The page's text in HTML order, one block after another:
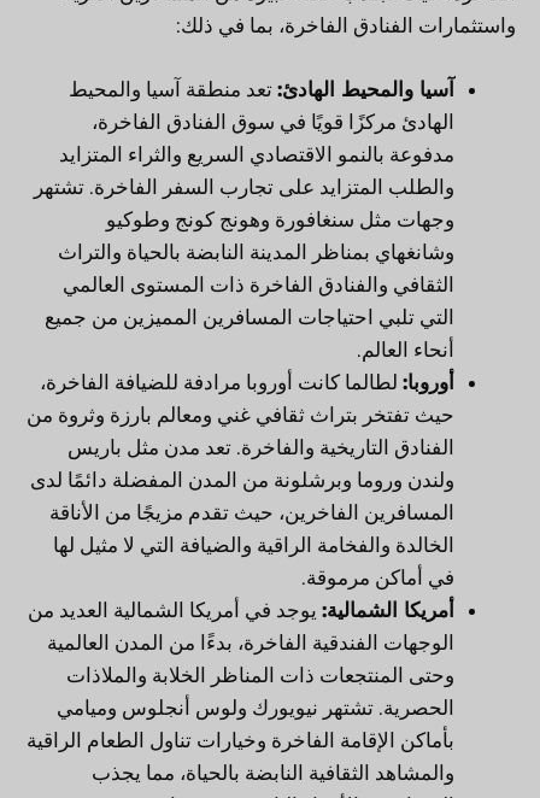
واستثمارات الفنادق الفاخرة، بما في ذلك:
آسيا والمحيط الهادئ: تعد منطقة آسيا والمحيط
الهادئ مركزًا قويًا في سوق الفنادق الفاخرة،
مدفوعة بالنمو الاقتصادي السريع والثراء المتزايد
والطلب المتزايد على تجارب السفر الفاخرة. تشتهر
وجهات مثل سنغافورة وهونج كونج وطوكيو
وشانغهاي بمناظر المدينة النابضة بالحياة والتراث
الثقافي والفنادق الفاخرة ذات المستوى العالمي
التي تلبي احتياجات المسافرين المميزين من جميع
أنحاء العالم.
أوروبا: لطالما كانت أوروبا مرادفة للضيافة الفاخرة،
حيث تفتخر بتراث ثقافي غني ومعالم بارزة وثروة من
الفنادق التاريخية والفاخرة. تعد مدن مثل باريس
ولندن وروما وبرشلونة من المدن المفضلة دائمًا لدى
المسافرين الفاخرين، حيث تقدم مزيجًا من الأناقة
الخالدة والفخامة الراقية والضيافة التي لا مثيل لها
في أماكن مرموقة.
أمريكا الشمالية: يوجد في أمريكا الشمالية العديد من
الوجهات الفندقية الفاخرة، بدءًا من المدن العالمية
وحتى المنتجعات ذات المناظر الخلابة والملاذات
الحصرية. تشتهر نيويورك ولوس أنجلوس وميامي
بأماكن الإقامة الفاخرة وخيارات تناول الطعام الراقية
والمشاهد الثقافية النابضة بالحياة، مما يجذب